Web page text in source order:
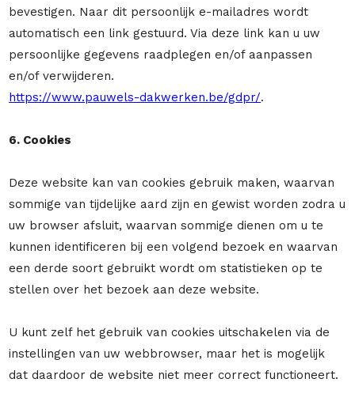
bevestigen. Naar dit persoonlijk e-mailadres wordt
automatisch een link gestuurd. Via deze link kan u uw
persoonlijke gegevens raadplegen en/of aanpassen
en/of verwijderen.
https://www.pauwels-dakwerken.be/gdpr/.
6. Cookies
Deze website kan van cookies gebruik maken, waarvan
sommige van tijdelijke aard zijn en gewist worden zodra u
uw browser afsluit, waarvan sommige dienen om u te
kunnen identificeren bij een volgend bezoek en waarvan
een derde soort gebruikt wordt om statistieken op te
stellen over het bezoek aan deze website.
U kunt zelf het gebruik van cookies uitschakelen via de
instellingen van uw webbrowser, maar het is mogelijk
dat daardoor de website niet meer correct functioneert.